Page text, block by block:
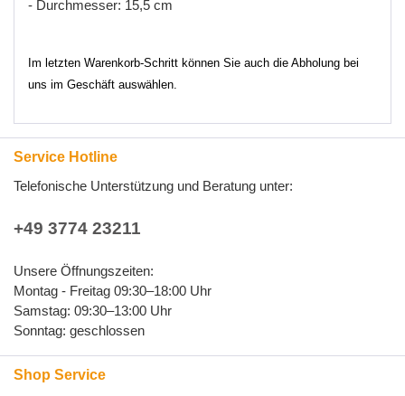
- Durchmesser: 15,5 cm
Im letzten Warenkorb-Schritt können Sie auch die Abholung bei
uns im Geschäft auswählen.
Service Hotline
Telefonische Unterstützung und Beratung unter:
+49 3774 23211
Unsere Öffnungszeiten:
Montag - Freitag 09:30–18:00 Uhr
Samstag: 09:30–13:00 Uhr
Sonntag: geschlossen
Shop Service